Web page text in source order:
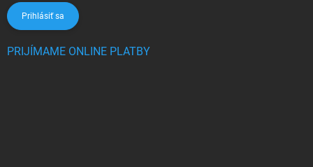
Prihlásiť sa
PRIJÍMAME ONLINE PLATBY